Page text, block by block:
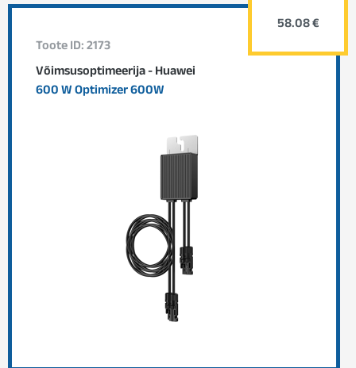
Toote ID: 2173
Võimsusoptimeerija - Huawei
600 W Optimizer 600W
58.08 €